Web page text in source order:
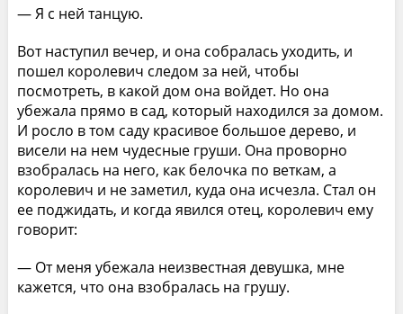
— Я с ней танцую.
Вот наступил вечер, и она собралась уходить, и
пошел королевич следом за ней, чтобы
посмотреть, в какой дом она войдет. Но она
убежала прямо в сад, который находился за домом.
И росло в том саду красивое большое дерево, и
висели на нем чудесные груши. Она проворно
взобралась на него, как белочка по веткам, а
королевич и не заметил, куда она исчезла. Стал он
ее поджидать, и когда явился отец, королевич ему
говорит:
— От меня убежала неизвестная девушка, мне
кажется, что она взобралась на грушу.